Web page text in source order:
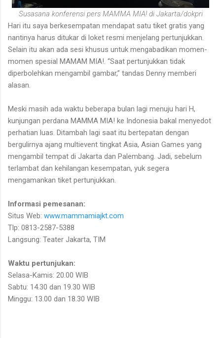
Susasana konferensi pers MAMMA MIA! di Jakarta/dokpri
Hari itu saya berkesempatan mendapat satu tiket gratis yang
nantinya harus ditukar di loket resmi menjelang pertunjukkan.
Selain itu akan ada sesi khusus untuk mengabadikan momen-
momen spesial MAMAM MIA!. “Saat pertunjukkan tidak
diperbolehkan mengambil gambar,” tandas Denny memberi
alasan.
Meski masih ada waktu beberapa bulan lagi menuju hari H,
kunjungan perdana MAMMA MIA! ke Indonesia bakal menyedot
perhatian luas. Ditambah lagi saat itu bertepatan dengan
bergulirnya ajang multievent tingkat Asia, Asian Games yang
mengambil tempat di Jakarta dan Palembang. Jadi, sebelum
terlambat dan kehilangan kesempatan, yuk segera
mengamankan tiket pertunjukkan.
Informasi pemesanan:
Situs Web: www.mammamiajkt.com
Tlp: 0813-2587-5388
Langsung: Teater Jakarta, TIM
Waktu pertunjukan:
Selasa-Kamis: 20.00 WIB
Sabtu: 14.30 dan 19.30 WIB
Minggu: 13.00 dan 18.30 WIB